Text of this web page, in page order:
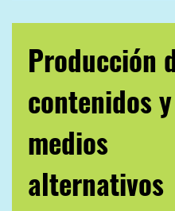
Producción
contenidos y
medios
alternativos